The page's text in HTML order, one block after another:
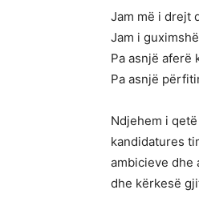
Jam më i drejt
Jam i
Pa asnjë aferë
Pa asnjë
Ndjehem i
kandidatures
ambicieve dhe
dhe kërkesë